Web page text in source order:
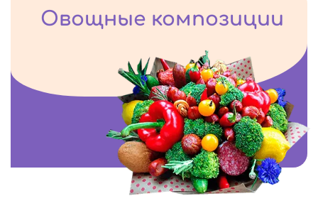
Овощные композиции